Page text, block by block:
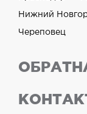
Нижний
Череповец